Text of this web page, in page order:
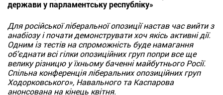
держави у парламентську республіку»
Для російської ліберальної опозиції настав час вийти з
анабіозу і почати демонструвати хоч якісь активні дії.
Одним із тестів на спроможність буде намагання
об’єднати всі гілки опозиційних груп попри все ще
велику різницю у їхньому баченні майбутнього Росії.
Спільна конференція ліберальних опозиційних груп
Ходорковського», Навального та Каспарова
анонсована на кінець квітня.